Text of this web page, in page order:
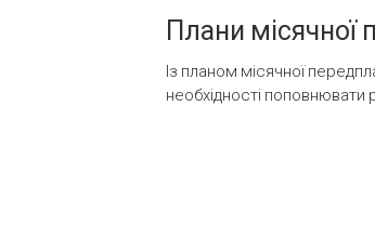
Плани місячної
Із планом місячної
необхідності